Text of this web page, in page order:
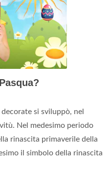
decorate si sviluppò, nel
Nel medesimo periodo
rinascita primaverile della
il simbolo della rinascita